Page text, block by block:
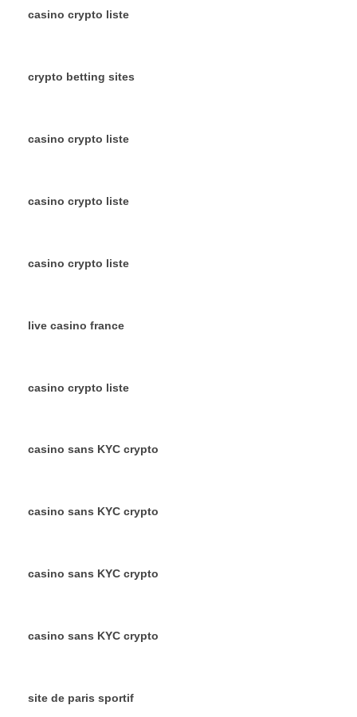
casino crypto liste
crypto betting sites
casino crypto liste
casino crypto liste
casino crypto liste
live casino france
casino crypto liste
casino sans KYC crypto
casino sans KYC crypto
casino sans KYC crypto
casino sans KYC crypto
site de paris sportif